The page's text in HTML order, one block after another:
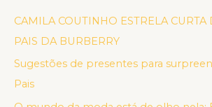
CAMILA COUTINHO ESTRELA
PAIS DA BURBERRY
Sugestões de presentes para
Pais